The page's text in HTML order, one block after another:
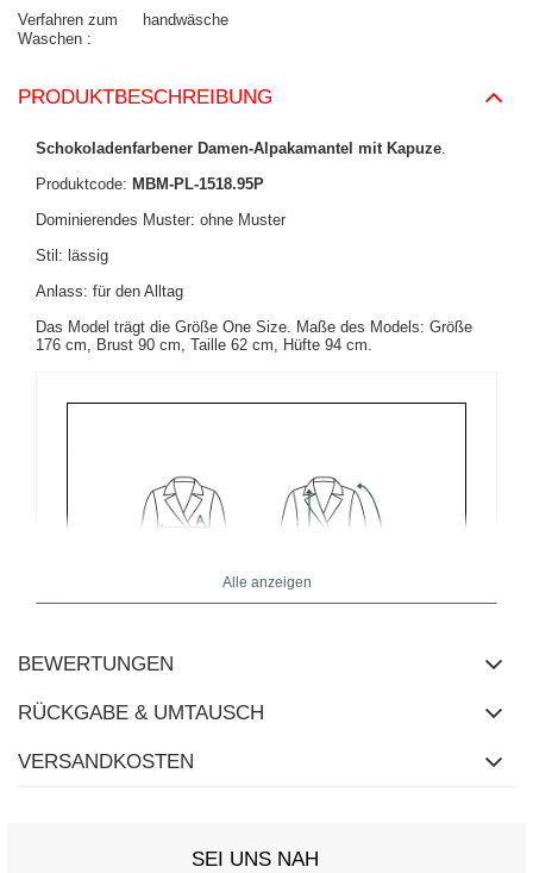
Verfahren zum
Waschen
handwäsche
PRODUKTBESCHREIBUNG
Schokoladenfarbener Damen-Alpakamantel mit Kapuze.
Produktcode: MBM-PL-1518.95P
Dominierendes Muster: ohne Muster
Stil: lässig
Anlass: für den Alltag
Das Model trägt die Größe One Size. Maße des Models: Größe
176 cm, Brust 90 cm, Taille 62 cm, Hüfte 94 cm.
Alle anzeigen
BEWERTUNGEN
RÜCKGABE & UMTAUSCH
VERSANDKOSTEN
SEI UNS NAH